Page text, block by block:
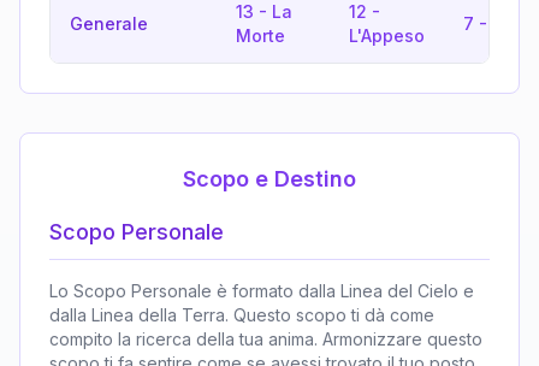
Generale
13 - La
Morte
12 -
L'Appeso
7 -
Scopo e Destino
Scopo Personale
Lo Scopo Personale è formato dalla Linea del Cielo e
dalla Linea della Terra. Questo scopo ti dà come
compito la ricerca della tua anima. Armonizzare questo